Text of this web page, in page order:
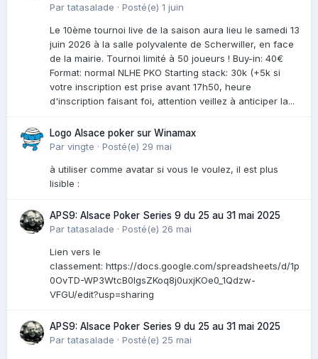
Partatasalade · Posté(e) 1 juin
Le 10ème tournoi live de la saison aura lieu le samedi 13
juin 2026 à la salle polyvalente de Scherwiller, en face
de la mairie. Tournoi limité à 50 joueurs ! Buy-in: 40€
Format: normal NLHE PKO Starting stack: 30k (+5k si
votre inscription est prise avant 17h50, heure
d'inscription faisant foi, attention veillez à anticiper la...
Logo Alsace poker sur Winamax
Par vingte · Posté(e) 29 mai
à utiliser comme avatar si vous le voulez, il est plus
lisible :
APS9: Alsace Poker Series 9 du 25 au 31 mai 2025
Partatasalade · Posté(e) 26 mai
Lien vers le
classement: https://docs.google.com/spreadsheets/d/1p
0OvTD-WP3WtcB0lgsZKoq8j0uxjKOe0_1Qdzw-
VFGU/edit?usp=sharing
APS9: Alsace Poker Series 9 du 25 au 31 mai 2025
Partatasalade · Posté(e) 25 mai